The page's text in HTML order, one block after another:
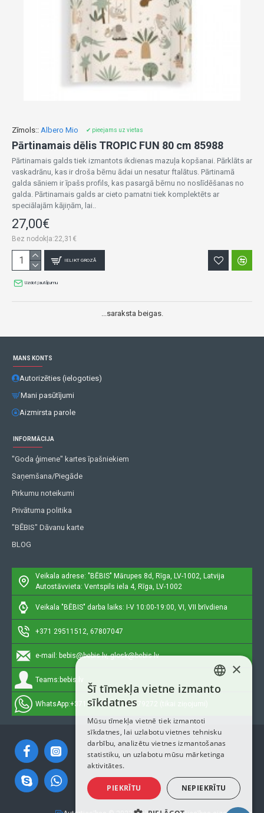
Zīmols:: Albero Mio ✔ pieejams uz vietas
Pārtinamais dēlis TROPIC FUN 80 cm 85988
Pārtinamais galds tiek izmantots ikdienas mazuļa kopšanai. Pārklāts ar
vaskadrānu, kas ir droša bērnu ādai un nesatur ftalātus. Pārtinamā
galda sāniem ir īpašs profils, kas pasargā bērnu no noslīdēšanas no
galda. Pārtinamais galds ar cieto pamatni tiek komplektēts ar
speciālajām kājiņām, lai..
27,00€
Bez nodokļa:22,31€
IELIKT GROZĀ
Uzdot jautājumu
...saraksta beigas.
MANS KONTS
Autorizēties (ielogoties)
Mani pasūtījumi
Aizmirsta parole
INFORMĀCIJA
"Goda ģimene" kartes īpašniekiem
Saņemšana/Piegāde
Pirkumu noteikumi
Privātuma politika
"BĒBIS" Dāvanu karte
BLOG
Veikala adrese: "BĒBIS" Mārupes 8d, Rīga, LV-1002, Latvija
Autostāvvieta: Ventspils iela 4, Rīga, LV-1002
Veikala "BĒBIS" darba laiks: I-V 10:00-19:00, VI, VII brīvdiena
+371 29511512, 67807047
e-mail: bebis@bebis.lv, glosk@bebis.lv
Teams: bebis.lv
WhatsApp:+371 29511512, 20579272 (tikai ziņojumi)
LATVIAN
ENGLISH
×
Šī tīmekļa vietne izmanto
sīkdatnes
Mūsu tīmekļa vietnē tiek izmantoti
sīkdatnes, lai uzlabotu vietnes tehnisku
darbību, analizētu vietnes izmantošanas
statistiku, un uzlabotu mūsu mārketinga
aktivitātes.
PIEKRĪTU NEPIEKRĪTU